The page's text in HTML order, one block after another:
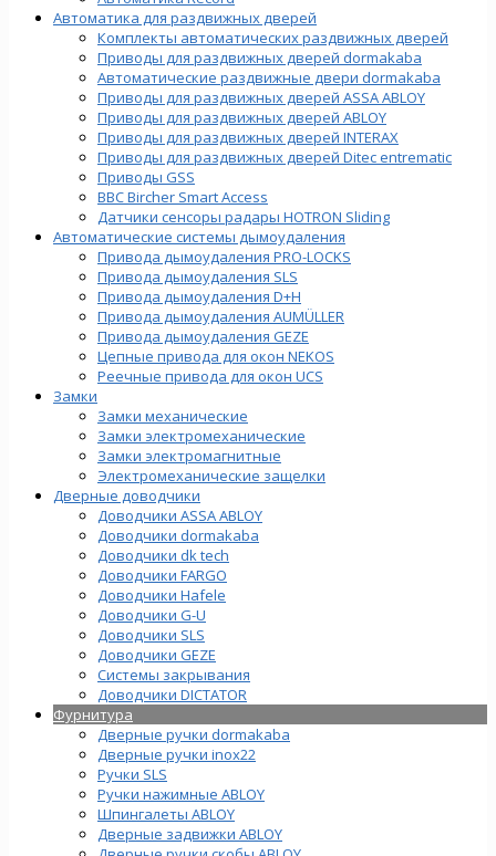
Автоматика для раздвижных дверей
Комплекты автоматических раздвижных дверей
Приводы для раздвижных дверей dormakaba
Автоматические раздвижные двери dormakaba
Приводы для раздвижных дверей ASSA ABLOY
Приводы для раздвижных дверей ABLOY
Приводы для раздвижных дверей INTERAX
Приводы для раздвижных дверей Ditec entrematic
Приводы GSS
BBC Bircher Smart Access
Датчики сенсоры радары HOTRON Sliding
Автоматические системы дымоудаления
Привода дымоудаления PRO-LOCKS
Привода дымоудаления SLS
Привода дымоудаления D+H
Привода дымоудаления AUMÜLLER
Привода дымоудаления GEZE
Цепные привода для окон NEKOS
Реечные привода для окон UСS
Замки
Замки механические
Замки электромеханические
Замки электромагнитные
Электромеханические защелки
Дверные доводчики
Доводчики ASSA ABLOY
Доводчики dormakaba
Доводчики dk tech
Доводчики FARGO
Доводчики Hafele
Доводчики G-U
Доводчики SLS
Доводчики GEZE
Cистемы закрывания
Доводчики DICTATOR
Фурнитура
Дверные ручки dormakaba
Дверные ручки inox22
Ручки SLS
Ручки нажимные ABLOY
Шпингалеты ABLOY
Дверные задвижки ABLOY